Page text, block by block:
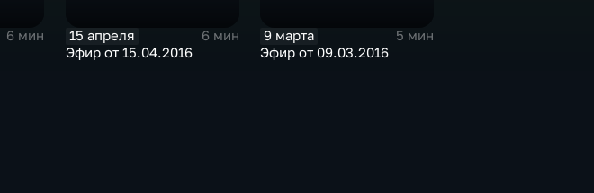
6 мин
15 апреля
6 мин
Эфир от 15.04.2016
9 марта
5 мин
Эфир от 09.03.2016